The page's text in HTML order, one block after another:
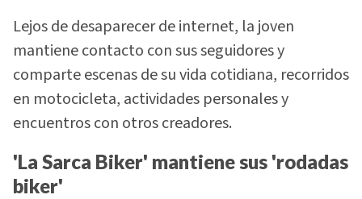
Lejos de desaparecer de internet, la joven
mantiene contacto con sus seguidores y
comparte escenas de su vida cotidiana, recorridos
en motocicleta, actividades personales y
encuentros con otros creadores.
'La Sarca Biker' mantiene sus 'rodadas
biker'